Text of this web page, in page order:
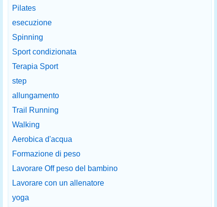
Pilates
esecuzione
Spinning
Sport condizionata
Terapia Sport
step
allungamento
Trail Running
Walking
Aerobica d'acqua
Formazione di peso
Lavorare Off peso del bambino
Lavorare con un allenatore
yoga